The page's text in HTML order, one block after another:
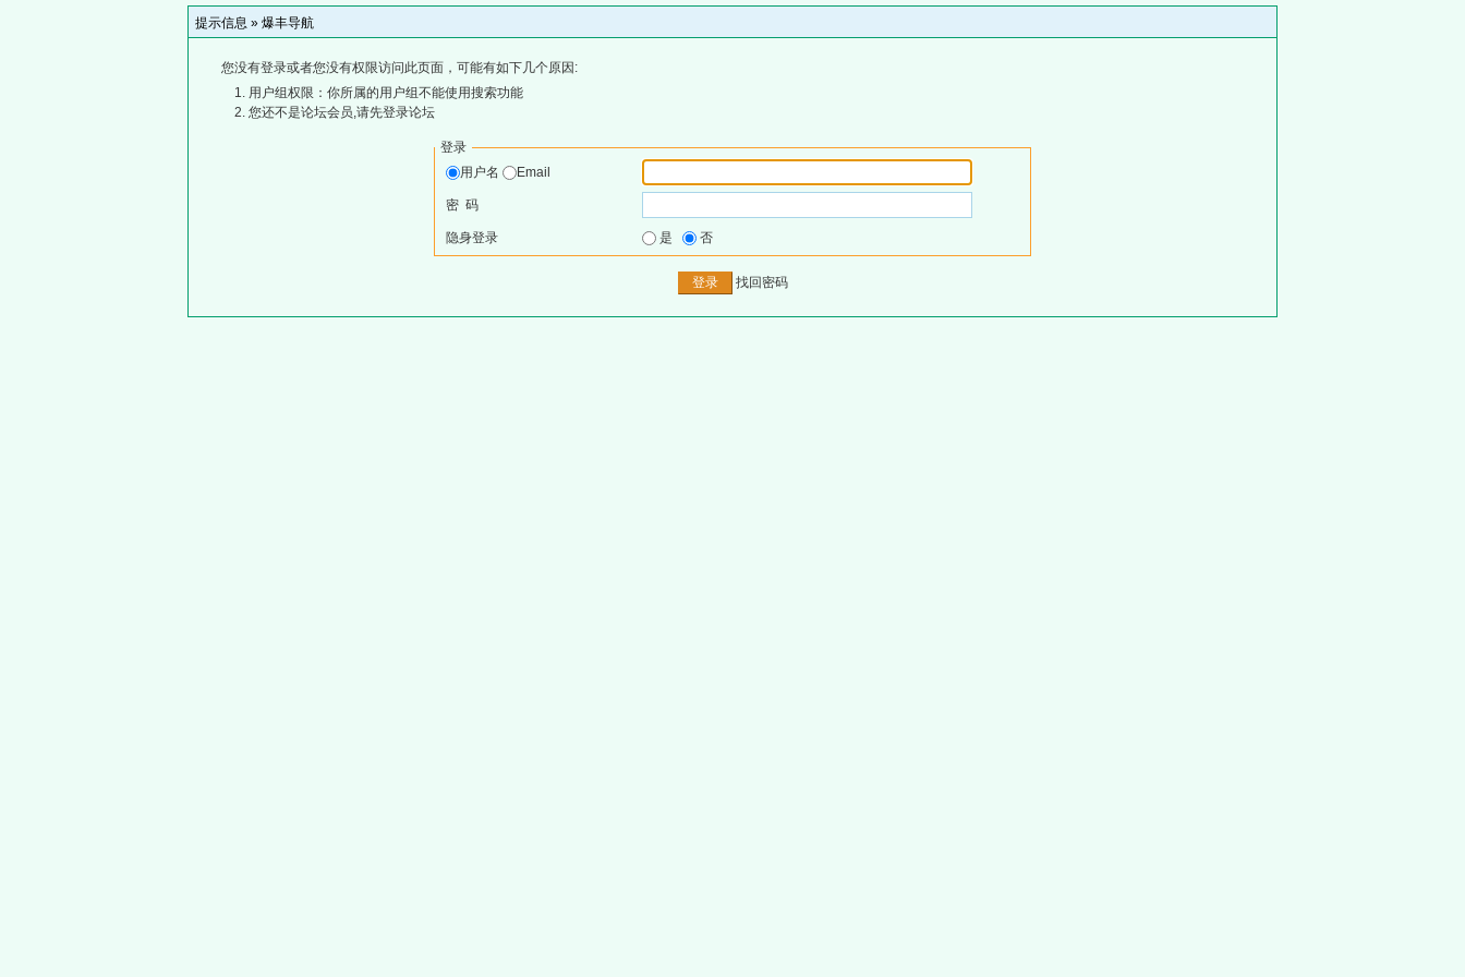
提示信息 » 爆丰导航
您没有登录或者您没有权限访问此页面，可能有如下几个原因:
用户组权限：你所属的用户组不能使用搜索功能
您还不是论坛会员,请先登录论坛
登录
用户名
Email
密 码
隐身登录 是 否
找回密码